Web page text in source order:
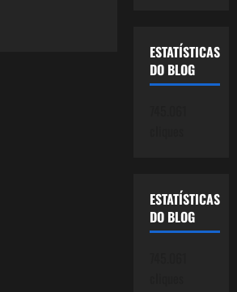
ESTATÍSTICAS
DO BLOG
ESTATÍSTICAS
DO BLOG